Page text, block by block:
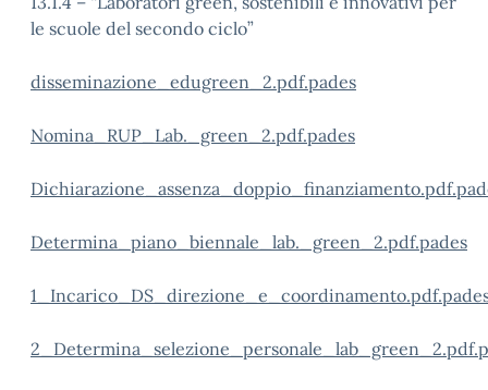
le scuole del secondo ciclo”
disseminazione_edugreen_2.pdf.pades
Nomina_RUP_Lab._green_2.pdf.pades
Determina_piano_biennale_lab._green_2.pdf.pades